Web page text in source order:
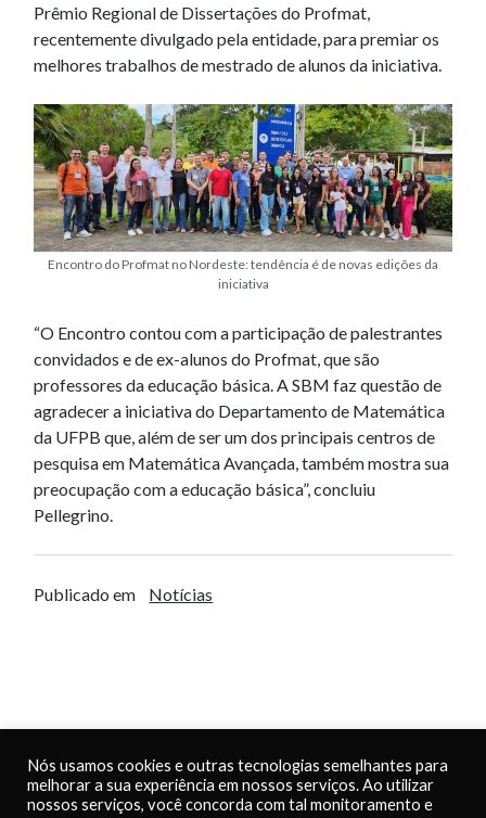
Prêmio Regional de Dissertações do Profmat,
recentemente divulgado pela entidade, para premiar os
melhores trabalhos de mestrado de alunos da iniciativa.
Encontro do Profmat no Nordeste: tendência é de novas edições da
iniciativa
“O Encontro contou com a participação de palestrantes
convidados e de ex-alunos do Profmat, que são
professores da educação básica. A SBM faz questão de
agradecer a iniciativa do Departamento de Matemática
da UFPB que, além de ser um dos principais centros de
pesquisa em Matemática Avançada, também mostra sua
preocupação com a educação básica”, concluiu
Pellegrino.
Publicado em Notícias
PROFMAT – Sociedade
Brasileira de Matemática
Telefone:(21) 2391-8072
Nós usamos cookies e outras tecnologias semelhantes para
melhorar a sua experiência em nossos serviços. Ao utilizar
nossos serviços, você concorda com tal monitoramento e